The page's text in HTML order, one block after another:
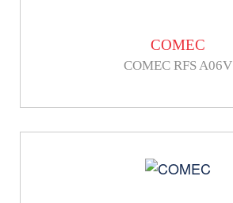
COMEC
COMEC RFS A06V